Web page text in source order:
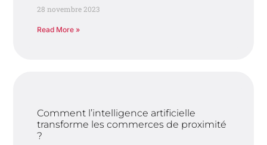
28 novembre 2023
Read More »
Comment l’intelligence artificielle
transforme les commerces de proximité
?